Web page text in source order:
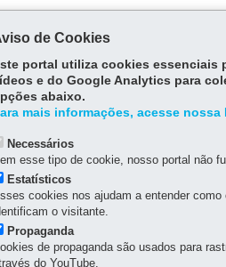
da Polícia Militar,
do Paraná.
de Cookies
portal utiliza cookies essenciais
e do Google Analytics para
abaixo.
mais informações, acesse
Necessários
esse tipo de cookie, nosso portal não
Estatísticos
cookies nos ajudam a entender
o visitante.
Propaganda
de propaganda são usados para
do YouTube.